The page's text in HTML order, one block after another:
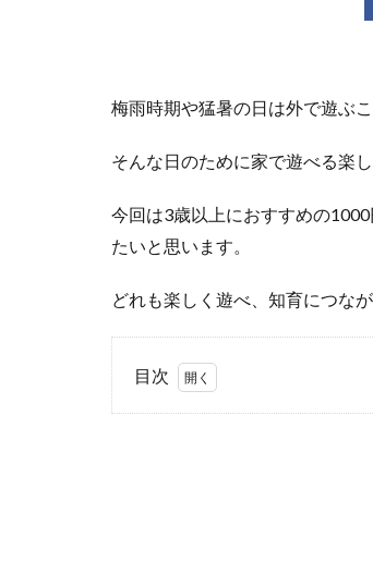
梅雨時期や猛暑の日は外で遊ぶ
そんな日のために家で遊べる楽
今回は3歳以上におすすめの
たいと思います。
どれも楽しく遊べ、知育につなが
目次